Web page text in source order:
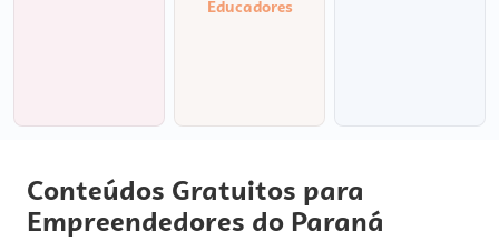
Educadores
Conteúdos Gratuitos para
Empreendedores do Paraná